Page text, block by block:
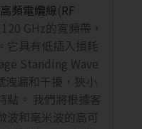
高頻電纜線(RF
GHz的寬頻帶，
它具有低插入損耗
Standing Wave
漏和干擾，狹小
點。 我們將根據客
波和毫米波的高可